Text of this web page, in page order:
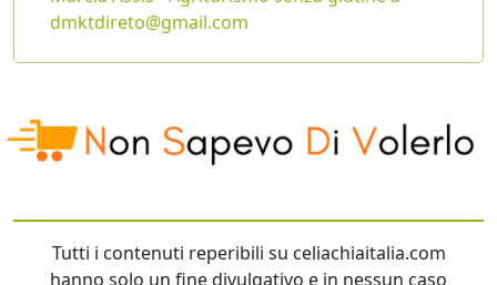
dmktdireto@gmail.com
Tutti i contenuti reperibili su celiachiaitalia.com
hanno solo un fine divulgativo e in nessun caso